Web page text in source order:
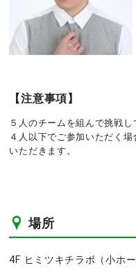
【注意事項】
５人のチームを組んで挑戦し
４人以下でご参加いただく
いただきます。
場所
4F ヒミツキチラボ（小ホー